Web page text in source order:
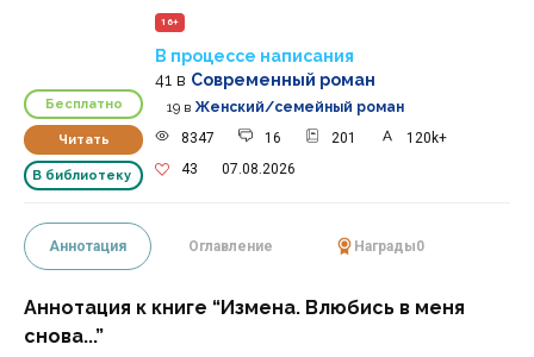
Бесплатно
Читать
В библиотеку
16+
В процессе написания
41 в Современный роман
19 в Женский/семейный роман
8347
16 201
120k+
43
07.08.2026
Аннотация Оглавление Награды0
Аннотация к книге “Измена. Влюбись в меня
снова...”